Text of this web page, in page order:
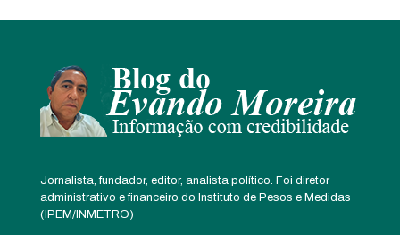
Jornalista, fundador, editor, analista político. Foi diretor
administrativo e financeiro do Instituto de Pesos e Medidas
(IPEM/INMETRO)